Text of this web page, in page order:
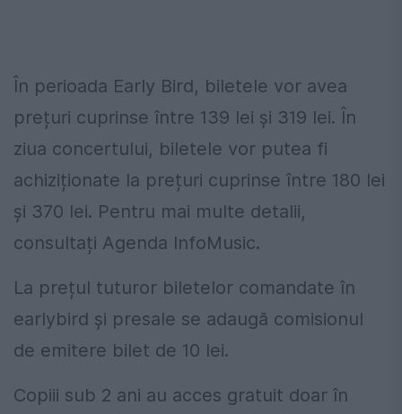
În perioada Early Bird, biletele vor avea
prețuri cuprinse între 139 lei și 319 lei. În
ziua concertului, biletele vor putea fi
achiziționate la prețuri cuprinse între 180 lei
și 370 lei. Pentru mai multe detalii,
consultați Agenda InfoMusic.
La prețul tuturor biletelor comandate în
earlybird și presale se adaugă comisionul
de emitere bilet de 10 lei.
Copiii sub 2 ani au acces gratuit doar în